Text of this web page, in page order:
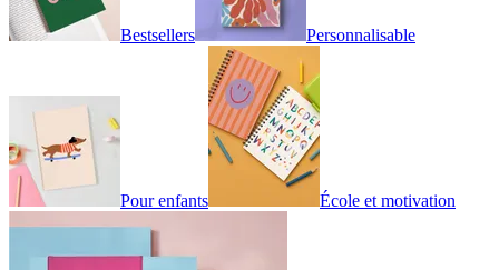
Bestsellers Personnalisable
Pour enfants École et motivation